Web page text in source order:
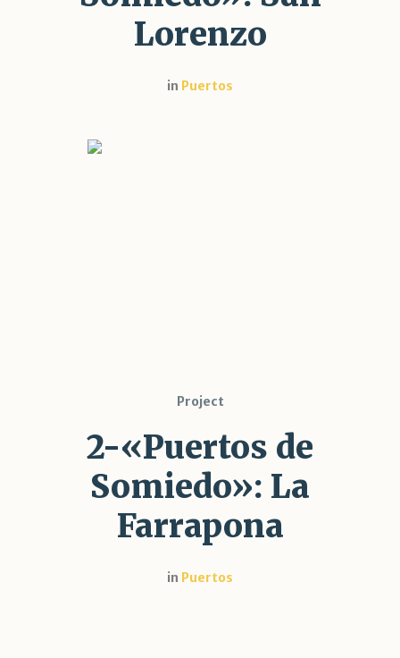
Lorenzo
in Puertos
Project
2-«Puertos de
Somiedo»: La
Farrapona
in Puertos